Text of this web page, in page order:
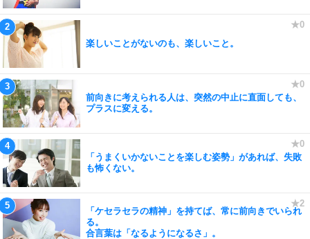
楽しいことがないのも、楽しいこと。
前向きに考えられる人は、突然の中止に直面しても、
プラスに変える。
「うまくいかないことを楽しむ姿勢」があれば、失敗
も怖くない。
「ケセラセラの精神」を持てば、常に前向きでいられ
る。
合言葉は「なるようになるさ」。